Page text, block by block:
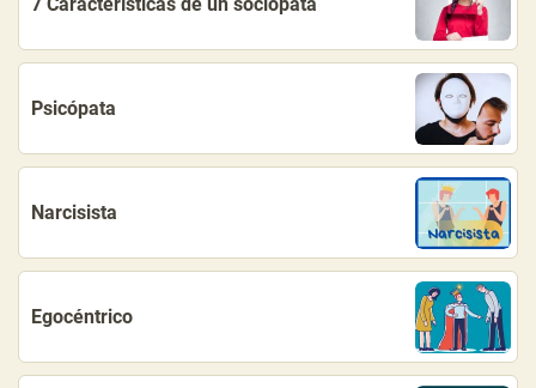
Psicópata
Narcisista
Egocéntrico